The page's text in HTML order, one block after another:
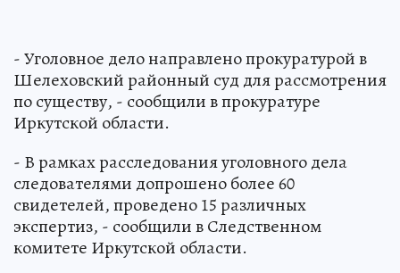
- Уголовное дело направлено прокуратурой в
Шелеховский районный суд для рассмотрения
по существу, - сообщили в прокуратуре
Иркутской области.
- В рамках расследования уголовного дела
следователями допрошено более 60
свидетелей, проведено 15 различных
экспертиз, - сообщили в Следственном
комитете Иркутской области.